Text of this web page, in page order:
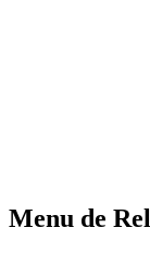
Menu de